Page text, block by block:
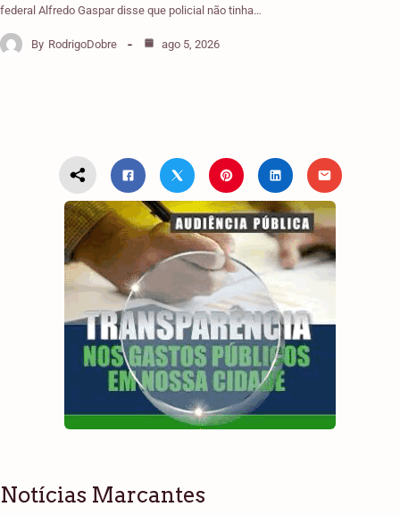
federal Alfredo Gaspar disse que policial não tinha…
By RodrigoDobre ago 5, 2026
Notícias Marcantes